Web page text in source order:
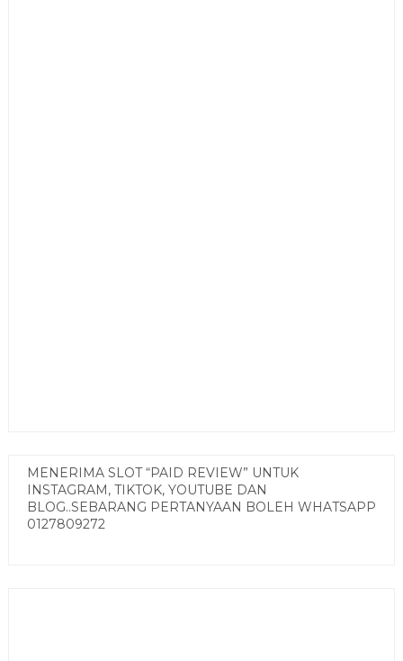
MENERIMA SLOT “PAID REVIEW” UNTUK
INSTAGRAM, TIKTOK, YOUTUBE DAN
BLOG..SEBARANG PERTANYAAN BOLEH WHATSAPP
0127809272